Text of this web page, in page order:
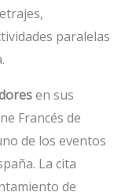
paralelas
en sus
Francés de
de los eventos
La cita
de